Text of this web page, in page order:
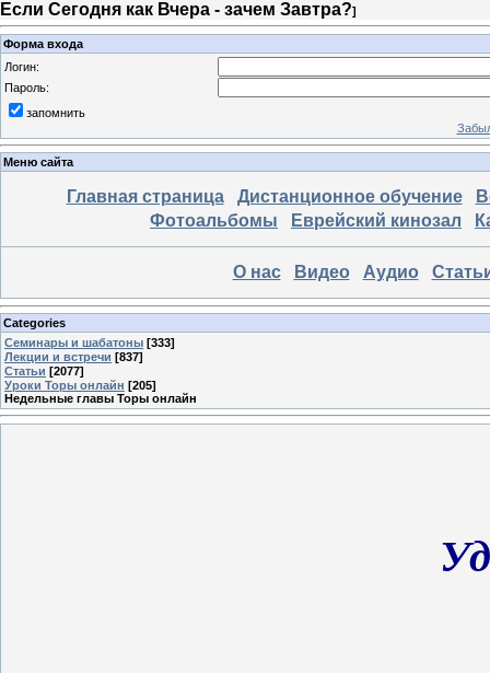
Если Сегодня как Вчера - зачем Завтра?]
Форма входа
Логин:
Пароль:
запомнить
Меню сайта
Главная страница Дистанционное обучение
Фотоальбомы
Еврейский кинозал
О нас Видео Аудио
Categories
Семинары и шабатоны [333]
Лекции и встречи [837]
Статьи [2077]
Уроки Торы онлайн [205]
Недельные главы Торы онлайн